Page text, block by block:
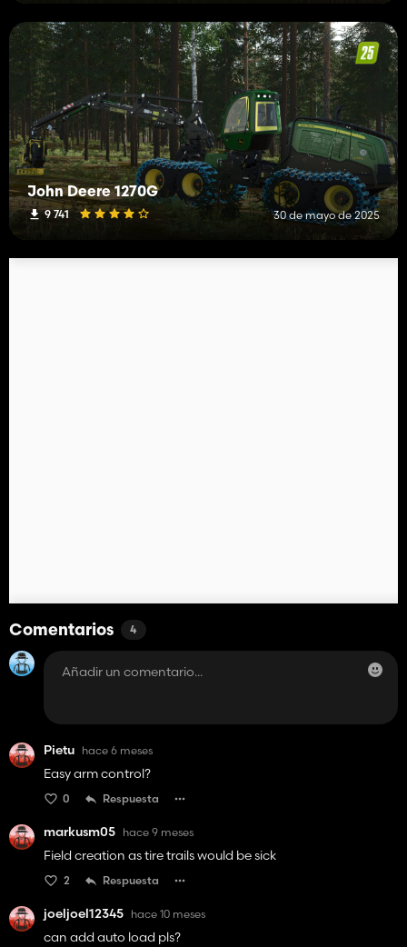
John Deere 1270G
9 741 30 de mayo de 2025
Comentarios 4
Pietu hace 6 meses
Easy arm control?
0 Respuesta
markusm05 hace 9 meses
Field creation as tire trails would be sick
2 Respuesta
joeljoel12345 hace 10 meses
can add auto load pls?